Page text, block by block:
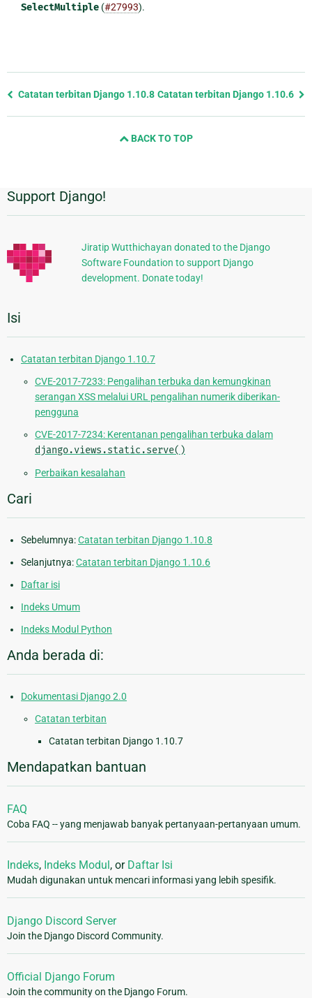
SelectMultiple (#27993).
Previous
Catatan terbitan Django 1.10.8 Catatan terbitan Django 1.10.6
BACK TO TOP
Informasi
Tambahan
Support Django!
Jiratip Wutthichayan donated to the Django
Software Foundation to support Django
development. Donate today!
Isi
Catatan terbitan Django 1.10.7
CVE-2017-7233: Pengalihan terbuka dan kemungkinan
serangan XSS melalui URL pengalihan numerik diberikan-
pengguna
CVE-2017-7234: Kerentanan pengalihan terbuka dalam
django.views.static.serve()
Perbaikan kesalahan
Cari
Sebelumnya:Catatan terbitan Django 1.10.8
Selanjutnya:Catatan terbitan Django 1.10.6
Daftar isi
Indeks Umum
Indeks Modul Python
Anda berada di:
Dokumentasi Django 2.0
Catatan terbitan
Catatan terbitan Django 1.10.7
Mendapatkan bantuan
FAQ
Coba FAQ -- yang menjawab banyak pertanyaan-pertanyaan umum.
Indeks, Indeks Modul, or Daftar Isi
Mudah digunakan untuk mencari informasi yang lebih spesifik.
Django Discord Server
Join the Django Discord Community.
Official Django Forum
Join the community on the Django Forum.